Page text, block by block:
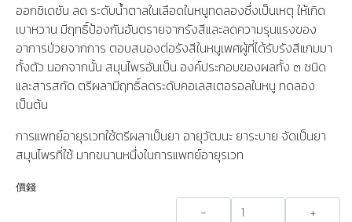
ออกซิเดชัน ลด ระดับน้ำตาลในเลือดในหนูทดลองซึ่งเป็นเหตุ ให้เกิด
เบาหวาน มีฤทธิ์ป้องกันอันตรายจากรังสีและลดความรุนแรงของ
อาการป่วยจากการ ตอบสนองต่อรังสีในหนูเพศผู้ที่ได้รับรังสีแกมมา
ทั้งตัว นอกจากนั้น สมุนไพรอันเป็น องค์ประกอบของผลทั้ง ๓ ชนิด
และสารสกัด ตรีผลามีฤทธิ์ลดระดับคอเลสเตอรอลในหนู ทดลอง
เป็นต้น
การแพทย์อายุรเวทใช้ตรีผลาเป็นยา อายุวัฒนะ ยาระบาย จัดเป็นยา
สมุนไพรที่ใช้ มากขนานหนึ่งในการแพทย์อายุรเวท
價錢
- +